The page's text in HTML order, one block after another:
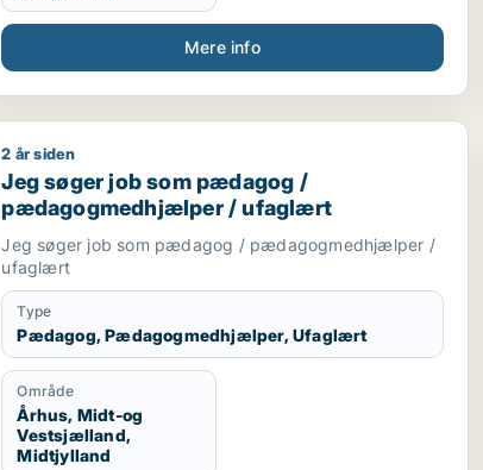
Mere info
Jeg søger job som pædagog /
2 år siden
Jeg søger job som pædagog /
pædagogmedhjælper / ufaglært
Jeg søger job som pædagog / pædagogmedhjælper /
ufaglært
Type
Pædagog, Pædagogmedhjælper, Ufaglært
Område
Århus, Midt-og
Vestsjælland,
Midtjylland